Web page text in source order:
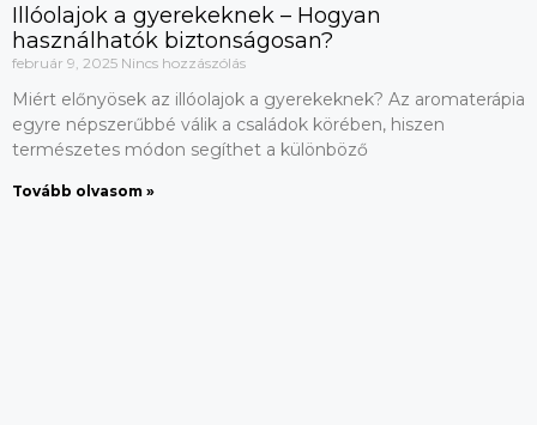
Illóolajok a gyerekeknek – Hogyan
használhatók biztonságosan?
február 9, 2025 Nincs hozzászólás
Miért előnyösek az illóolajok a gyerekeknek? Az aromaterápia
egyre népszerűbbé válik a családok körében, hiszen
természetes módon segíthet a különböző
Tovább olvasom »